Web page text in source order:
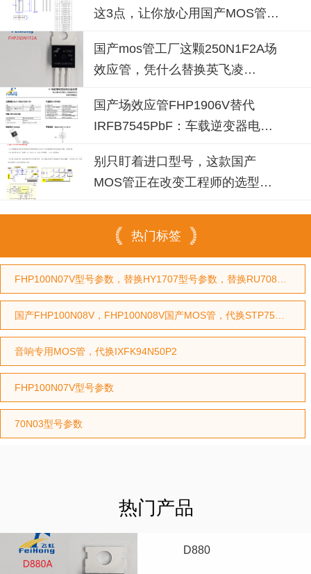
这3点，让你放心用国产MOS管替
国产mos管工厂这颗250N1F2A场
效应管，凭什么替换英飞凌
国产场效应管FHP1906V替代
IRFB7545PbF：车载逆变器电源
别只盯着进口型号，这款国产
MOS管正在改变工程师的选型习
热门标签
音响专用MOS管，代换IXFK94N50P2
FHP100N07V型号参数
70N03型号参数
热门产品
D880